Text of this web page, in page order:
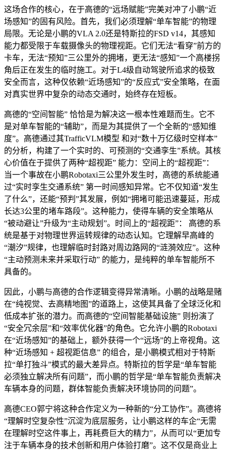
这场合作的核心，在于高德的“远场赋能”完美对冲了小鹏“近
场感知”的固有风险。首先，我们必须理解“单车智能”的物理
局限。无论是小鹏的VLA 2.0还是特斯拉的FSD v14，其感知
能力都受限于车载摄像头的物理视距。它们无法“看穿”前方的
卡车，无法“预知”三公里外的拥堵，更无法“感知”一个高楼拐
角后正在发生的临时施工。对于L4级自动驾驶所追求的极致
安全而言，这种仅依赖“近场感知”的“反应式”安全策略，在面
对真实世界中复杂的动态交通时，始终存在短板。
高德的“空间智能” 恰恰是为解决这一根本性难题而生。它不
是对单车智能的“辅助”，而是为其提供了一个全新的“感知维
度”。高德通过其TrafficVLM模型 和对“数十万亿级时空样本”
的分析，构建了一个实时的、可预测的“交通孪生”系统。其核
心价值在于提供了两种“超视距” 能力：空间上的“超视距”：
当一个事故在小鹏Robotaxi三公里外发生时，高德的系统能通
过“实时孪生交通系统” 第一时间感知异常。它不仅知道“发生
了什么”，还能“预判”其发展，例如“拥堵可能迅速蔓延，形成
长达3公里的堵车路段”。这种能力，使得车辆的安全策略从
“被动避让”升级为“主动规划”。时间上的“超视距”： 高德的系
统是基于对物理世界运转规律的动态认知。它理解早高峰的
“潮汐”规律，也理解临时封路对周边路网的“涟漪效应”。这种
“主动预测未来并采取行动” 的能力，是纯粹的单车智能所不
具备的。
因此，小鹏与高德的合作逻辑变得异常清晰。小鹏的战略是赌
在“纯视觉、去高精地图”的道路上，这使其具备了全球泛化和
低成本扩张的潜力。而高德的“空间智能基础设施” 则扮演了
“安全冗余层”和“效率优化器”的角色。它允许小鹏的Robotaxi
在“近场感知”的基础上，额外获得一个“远场”的上帝视角。这
种“近场感知 + 超视距信息” 的组合，是小鹏模式相对于特斯
拉“单打独斗”模式的最大差异点。特斯拉的哲学是“单车智能
必须独立解决所有问题”，而小鹏的哲学是“单车智能负责解决
车辆本身的问题，群体智能负责解决环境协同的问题”。
高德CEO郭宁将这种合作定义为一种新的“分工协作”。高德将
“理解时空复杂性”沉淀为底层服务，让小鹏这样的车企“无需
在理解时空这件事上，再耗费巨大的精力”，从而可以“更加专
注于车辆本身的技术创新和用户体验打磨”。这不仅是商业上